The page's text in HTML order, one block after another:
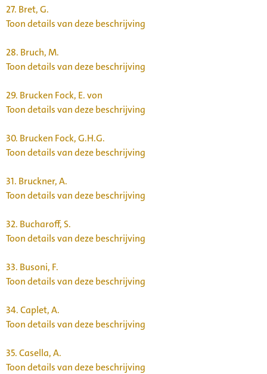
27. Bret, G.
Toon details van deze beschrijving
28. Bruch, M.
Toon details van deze beschrijving
29. Brucken Fock, E. von
Toon details van deze beschrijving
30. Brucken Fock, G.H.G.
Toon details van deze beschrijving
31. Bruckner, A.
Toon details van deze beschrijving
32. Bucharoff, S.
Toon details van deze beschrijving
33. Busoni, F.
Toon details van deze beschrijving
34.Caplet, A.
Toon details van deze beschrijving
35.Casella, A.
Toon details van deze beschrijving